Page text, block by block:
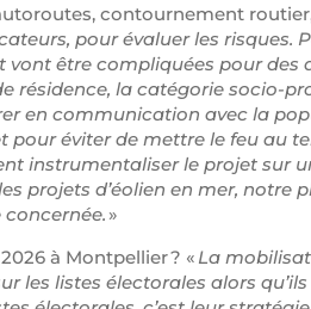
contournement
pour évaluer les risques.
vont être compliquées pour des
résidence, la catégorie socio-
en communication avec la
pour éviter de mettre le feu au
instrumentaliser le projet sur
projets d’éolien en mer, notre
»
à Montpellier ? « La
les listes électorales alors qu’ils